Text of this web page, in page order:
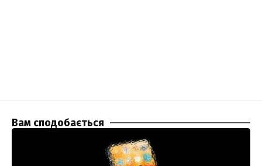
Вам сподобається